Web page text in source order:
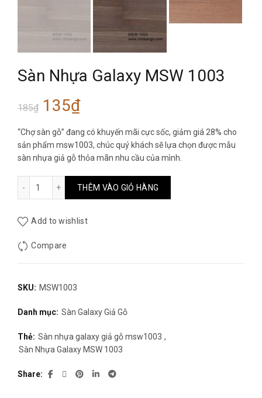
Sàn Nhựa Galaxy MSW 1003
185₫ Giá
gốc
là:
185₫.
135₫Giá
hiện
tại
là:
“Chợ sàn gỗ” đang có khuyến mãi cực sốc, giảm giá 28% cho
sản phẩm msw1003, chúc quý khách sẽ lựa chọn được mẫu
sàn nhựa giả gỗ thỏa mãn nhu cầu của mình.
Sàn Nhựa Galaxy MSW 1003 số lượng
THÊM VÀO GIỎ HÀNG
Add to wishlist
Compare
SKU: MSW1003
Danh mục: Sàn Galaxy Giả Gỗ
Thẻ: Sàn nhựa galaxy giả gỗ msw1003 ,
Sàn Nhựa Galaxy MSW 1003
Share